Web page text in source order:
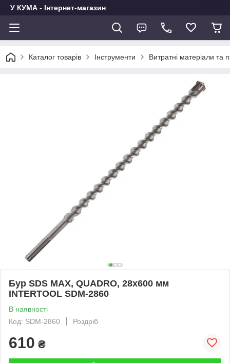
У КУМА - Інтернет-магазин
Каталог товарів Інструменти Витратні матеріали та
Бур SDS MAX, QUADRO, 28x600 мм
INTERTOOL SDM-2860
В наявності
Код: SDM-2860
Роздріб
610 ₴